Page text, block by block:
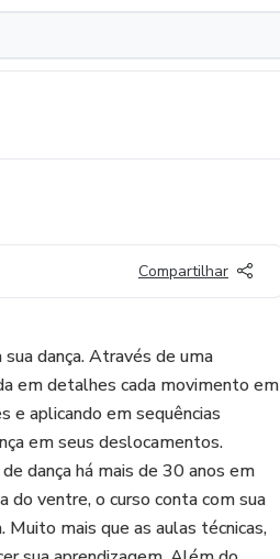
Compartilhar
dança. Através de uma
em detalhes cada movimento em
e aplicando em sequências
em seus deslocamentos.
dança há mais de 30 anos em
do ventre, o curso conta com sua
Muito mais que as aulas técnicas,